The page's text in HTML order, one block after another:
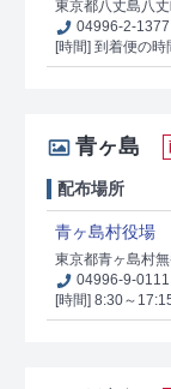
東京都八丈島八
04996-2-1377
[時間] 到着便の
青ヶ島
配布場所
青ヶ島村役場
東京都青ヶ島村
04996-9-0111
[時間] 8:30～